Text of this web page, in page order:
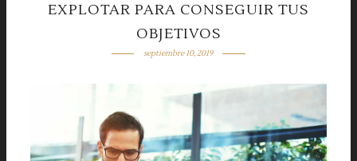
EXPLOTAR PARA CONSEGUIR TUS
OBJETIVOS
septiembre 10, 2019